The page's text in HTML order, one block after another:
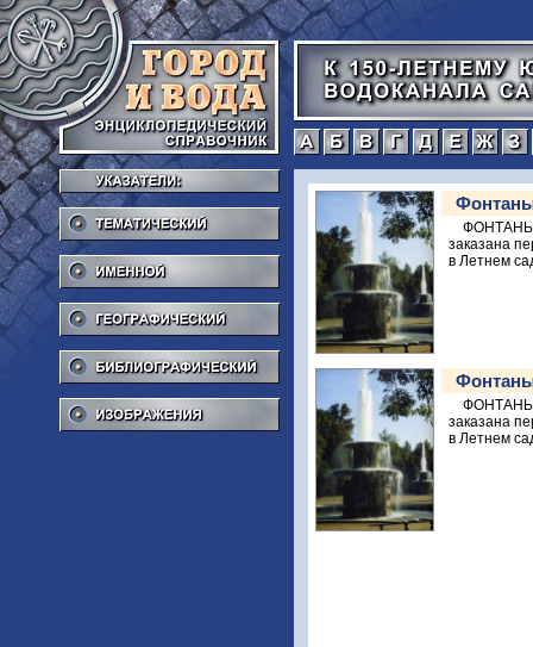
Тематический
Именной
Географический
Библиографический
Изображения
а б в г
заказана
в Летнем
заказана
в Летнем